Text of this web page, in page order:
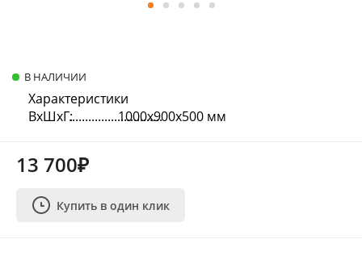
В НАЛИЧИИ
Характеристики
ВхШхГ:
1000х900х500 мм
13 700₽
Купить в один клик